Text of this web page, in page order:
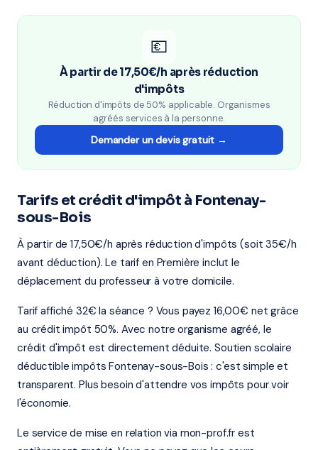
💶
À partir de 17,50€/h après réduction
d'impôts
Réduction d'impôts de 50% applicable. Organismes
agréés services à la personne.
Demander un devis gratuit →
Tarifs et crédit d'impôt à Fontenay-
sous-Bois
À partir de 17,50€/h après réduction d'impôts (soit 35€/h
avant déduction). Le tarif en Première inclut le
déplacement du professeur à votre domicile.
Tarif affiché 32€ la séance ? Vous payez 16,00€ net grâce
au crédit impôt 50%. Avec notre organisme agréé, le
crédit d'impôt est directement déduite. Soutien scolaire
déductible impôts Fontenay-sous-Bois : c'est simple et
transparent. Plus besoin d'attendre vos impôts pour voir
l'économie.
Le service de mise en relation via mon-prof.fr est